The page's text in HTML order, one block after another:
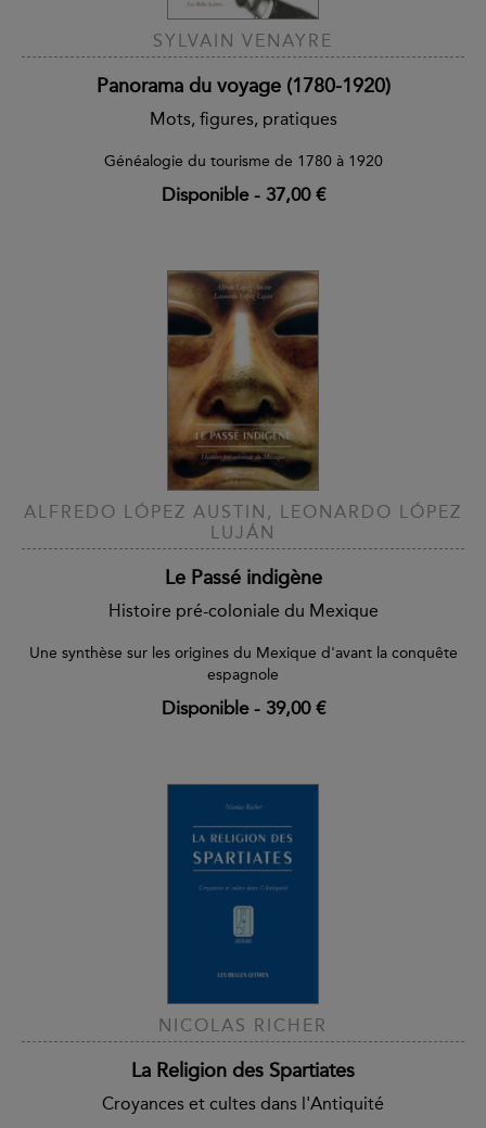
SYLVAIN VENAYRE
Panorama du voyage (1780-1920)
Mots, figures, pratiques
Généalogie du tourisme de 1780 à 1920
Disponible- 37,00 €
ALFREDO LÓPEZ AUSTIN, LEONARDO LÓPEZ
LUJÁN
Le Passé indigène
Histoire pré-coloniale du Mexique
Une synthèse sur les origines du Mexique d'avant la conquête
espagnole
Disponible- 39,00 €
NICOLAS RICHER
La Religion des Spartiates
Croyances et cultes dans l'Antiquité